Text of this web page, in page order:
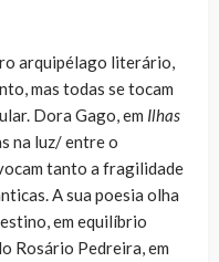
arquipélago literário,
mas todas se tocam
Dora Gago, em Ilhas
na luz/ entre o
tanto a fragilidade
A sua poesia olha
em equilíbrio
Rosário Pedreira, em